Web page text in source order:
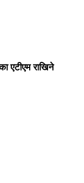
एटीएम राखिने